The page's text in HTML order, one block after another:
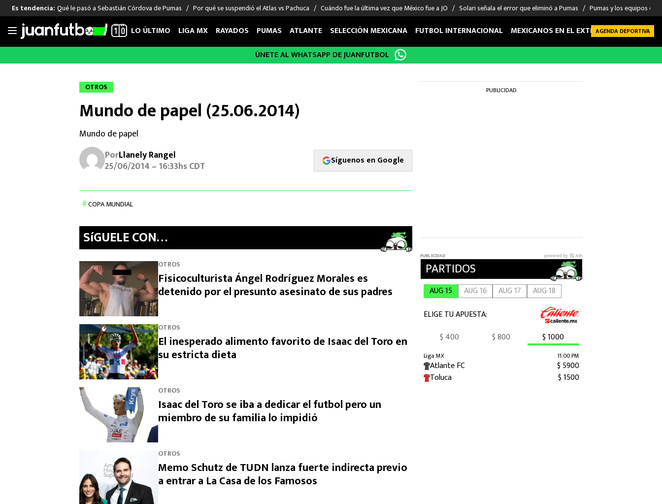
Saltar
Es tendencia: Qué le pasó a Sebastián Córdova de Pumas Por qué se suspendió el Atlas vs Pachuca Cuándo fue la última vez que México fue a JO Solari señala el error que eliminó a Pumas Pumas y los equipos
LIGA MX
Chivas de Guadalajara
FUT INTERNACIONAL
Las Noticias
Selección Mexicana
Champions League
Europa League
Real Madrid
Barcelona
MEXICANOS EN EL EXTRANJERO
Memo Ochoa
Chino Huerta
Rodrigo Huescas
FIGURAS
DEPORTES
NBA
Más deportes
LO ÚLTIMO LIGA MX RAYADOS PUMAS ATLANTE SELECCIÓN MEXICANA FUTBOL INTERNACIONAL MEXICANOS EN EL EXTRANJERO FUTBOL
AGENDA DEPORTIVA
ÚNETE AL WHATSAPP DE JUANFUTBOL
OTROS
Mundo de papel (25.06.2014)
Mundo de papel
PorLlanely Rangel
25/06/2014 – 16:33hs CDT Síguenos en Google
COPA MUNDIAL
SíGUELE CON…
OTROS
Fisicoculturista Ángel Rodríguez Morales es
detenido por el presunto asesinato de sus padres
OTROS
El inesperado alimento favorito de Isaac del Toro en
su estricta dieta
OTROS
Isaac del Toro se iba a dedicar el futbol pero un
miembro de su familia lo impidió
OTROS
Memo Schutz de TUDN lanza fuerte indirecta previo
a entrar a La Casa de los Famosos
PUBLICIDAD